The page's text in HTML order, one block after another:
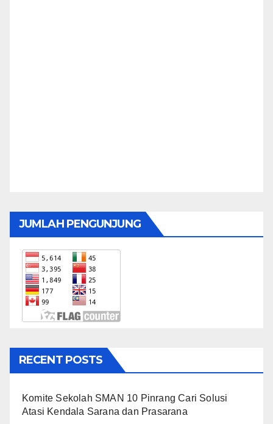
JUMLAH PENGUNJUNG
RECENT POSTS
Komite Sekolah SMAN 10 Pinrang Cari Solusi
Atasi Kendala Sarana dan Prasarana